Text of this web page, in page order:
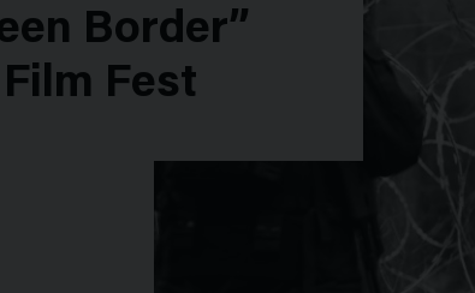
Border”
Fest